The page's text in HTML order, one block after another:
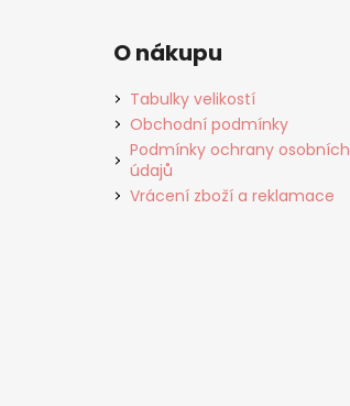
O nákupu
Tabulky velikostí
Obchodní podmínky
Podmínky ochrany osobních
údajů
Vrácení zboží a reklamace